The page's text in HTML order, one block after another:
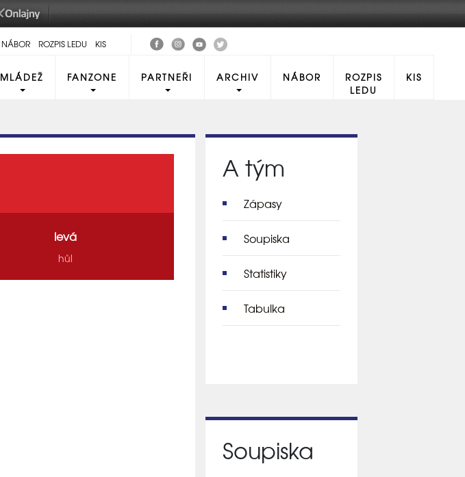
NÁBOR ROZPIS LEDU KIS
MLÁDEŽ FANZONE PARTNEŘI ARCHIV NÁBOR
ROZPIS
LEDU
KIS
levá
hůl
A tým
Zápasy
Soupiska
Statistiky
Tabulka
Soupiska